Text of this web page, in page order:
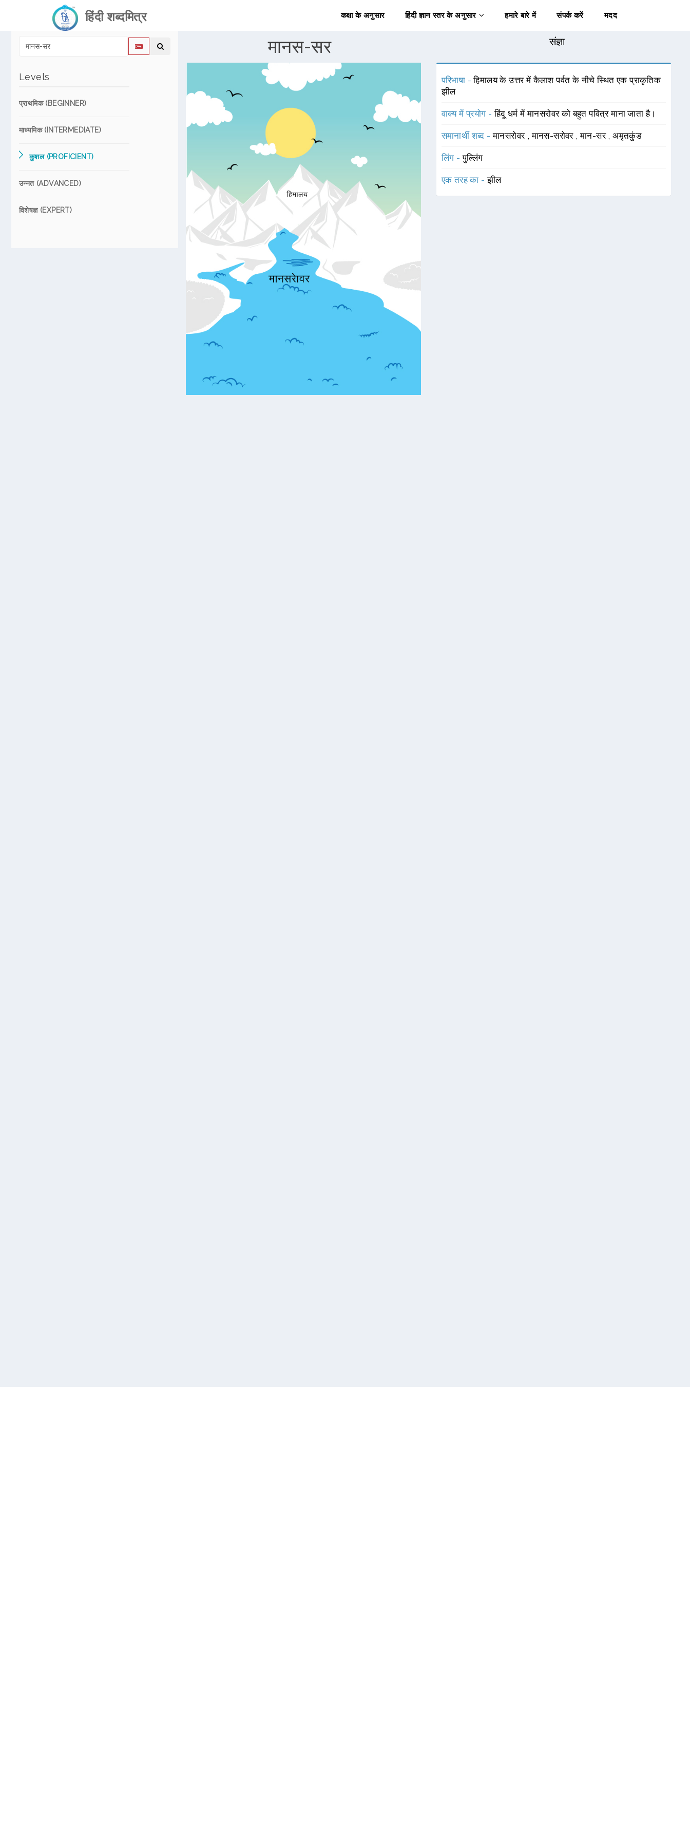
हिंदी शब्दमित्र कक्षा के अनुसार हिंदी ज्ञान स्तर के अनुसार हमारे बारे में संपर्क करें मदद
Levels
प्राथमिक (BEGINNER)
माध्यमिक (INTERMEDIATE)
कुशल (PROFICIENT)
उन्नत (ADVANCED)
विशेषज्ञ (EXPERT)
मानस-सर संज्ञा
परिभाषा -हिमालय के उत्तर में कैलाश पर्वत के नीचे स्थित एक प्राकृतिक
झील
वाक्य में प्रयोग -हिंदू धर्म में मानसरोवर को बहुत पवित्र माना जाता है।
समानार्थी शब्द -मानसरोवर ,मानस-सरोवर ,मान-सर ,अमृतकुंड
लिंग -पुल्लिंग
एक तरह का -झील